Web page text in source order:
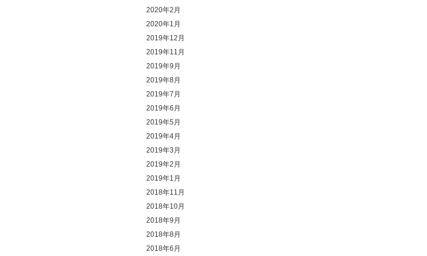
2020年2月
2020年1月
2019年12月
2019年11月
2019年9月
2019年8月
2019年7月
2019年6月
2019年5月
2019年4月
2019年3月
2019年2月
2019年1月
2018年11月
2018年10月
2018年9月
2018年8月
2018年6月